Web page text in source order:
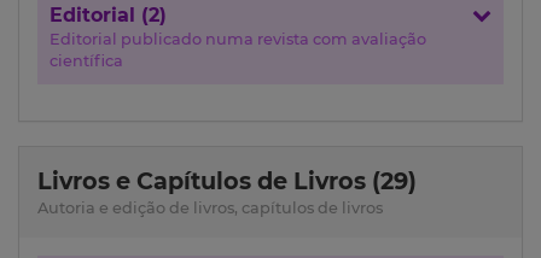
Editorial (2)
Editorial publicado numa revista com avaliação
científica
Livros e Capítulos de Livros (29)
Autoria e edição de livros, capítulos de livros